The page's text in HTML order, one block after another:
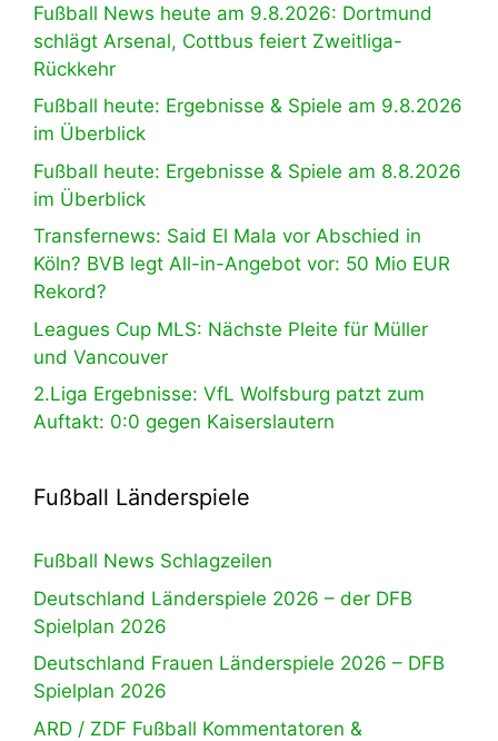
Fußball News heute am 9.8.2026: Dortmund
schlägt Arsenal, Cottbus feiert Zweitliga-
Rückkehr
Fußball heute: Ergebnisse & Spiele am 9.8.2026
im Überblick
Fußball heute: Ergebnisse & Spiele am 8.8.2026
im Überblick
Transfernews: Said El Mala vor Abschied in
Köln? BVB legt All-in-Angebot vor: 50 Mio EUR
Rekord?
Leagues Cup MLS: Nächste Pleite für Müller
und Vancouver
2.Liga Ergebnisse: VfL Wolfsburg patzt zum
Auftakt: 0:0 gegen Kaiserslautern
Fußball Länderspiele
Fußball News Schlagzeilen
Deutschland Länderspiele 2026 – der DFB
Spielplan 2026
Deutschland Frauen Länderspiele 2026 – DFB
Spielplan 2026
ARD / ZDF Fußball Kommentatoren &